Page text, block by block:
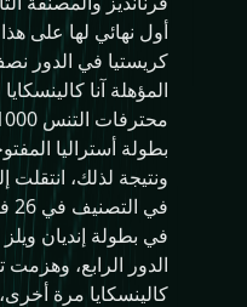
أول نهائي لها على
كريستيا في الدور
المؤهلة آنا
بطولة أستراليا
ونتيجة لذلك،
في التصنيف في 26 فبراير 2024.
في بطولة إنديان